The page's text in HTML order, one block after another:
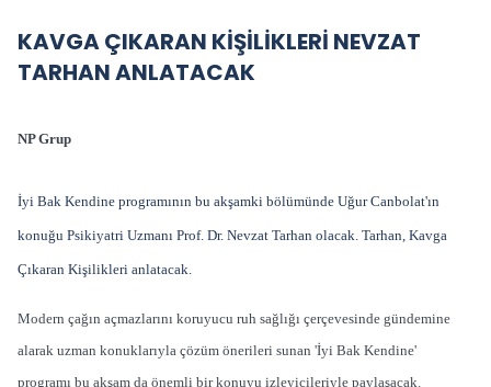
KAVGA ÇIKARAN KİŞİLİKLERİ NEVZAT
TARHAN ANLATACAK
NP Grup
İyi Bak Kendine programının bu akşamki bölümünde Uğur Canbolat'ın
konuğu Psikiyatri Uzmanı Prof. Dr. Nevzat Tarhan olacak. Tarhan, Kavga
Çıkaran Kişilikleri anlatacak.
Modern çağın açmazlarını koruyucu ruh sağlığı çerçevesinde gündemine
alarak uzman konuklarıyla çözüm önerileri sunan 'İyi Bak Kendine'
programı bu akşam da önemli bir konuyu izleyicileriyle paylaşacak.